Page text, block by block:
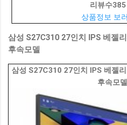
리뷰수385
상품정보 보
삼성 S27C310 27인치 IPS 베젤
후속모델
삼성 S27C310 27인치 IPS 베젤
후속모델